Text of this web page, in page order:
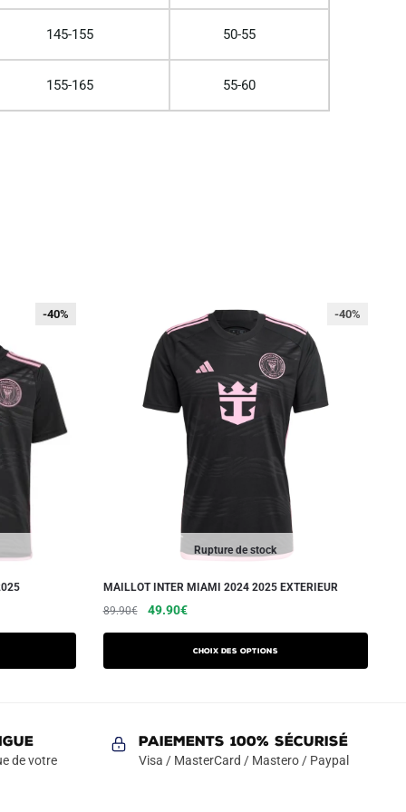
145-155 50-55
155-165 55-60
-40%
-40%
Rupture de stock
-40%
MAILLOT INTER MIAMI 2024 2025 EXTERIEUR
89.90€
Le
était :
49.90€Le
actuel
est :
Choix des options
Ce
produit
a
options
peuvent
de votre
Paiements 100% Sécurisé
Visa / MasterCard / Mastero / Paypal